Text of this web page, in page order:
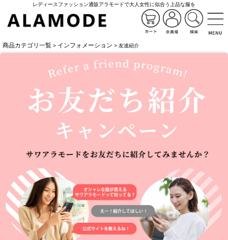
レディースファッション通販アラモードで大人女性に似合う上品な服を
商品カテゴリ一覧 > インフォメーション > 友達紹介